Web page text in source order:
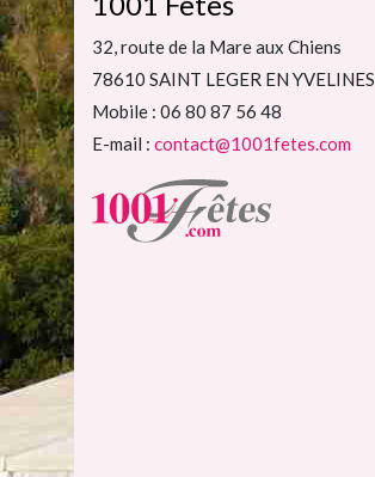
32, route de la Mare aux Chiens
78610 SAINT LEGER EN YVELINES
Mobile : 06 80 87 56 48
E-mail : contact@1001fetes.com